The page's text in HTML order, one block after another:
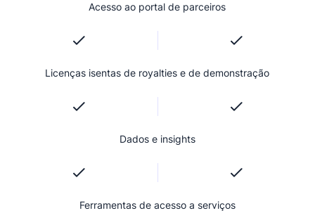
Acesso ao portal de parceiros
Licenças isentas de royalties e de demonstração
Dados e insights
Ferramentas de acesso a serviços